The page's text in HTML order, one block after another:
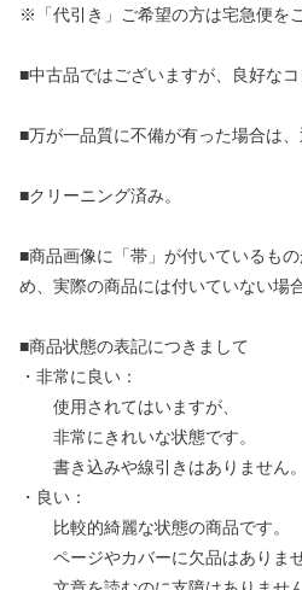
※「代引き」ご希望の方は宅急便を
■中古品ではございますが、良好なコ
■万が一品質に不備が有った場合は、
■クリーニング済み。
■商品画像に「帯」が付いているも
め、実際の商品には付いていない場
■商品状態の表記につきまして
・非常に良い：
使用されてはいますが、
非常にきれいな状態です。
書き込みや線引きはありません。
・良い：
比較的綺麗な状態の商品です。
ページやカバーに欠品はありませ